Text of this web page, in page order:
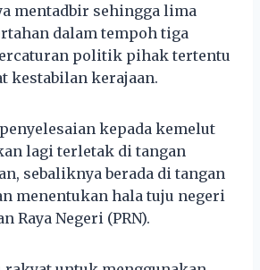
mentadbir sehingga lima
dalam tempoh tiga
politik pihak tertentu
kestabilan kerajaan.
kepada kemelut
lagi terletak di tangan
sebaliknya berada di tangan
menentukan hala tuju negeri
Raya Negeri (PRN).